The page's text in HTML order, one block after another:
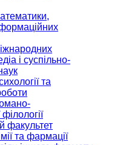
і суспільно-
та
факультет
та фармації